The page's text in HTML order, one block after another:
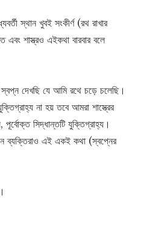
স্থান খুবই সংকীর্ণ (রথ রাখার
শাস্ত্রও এইকথা বারবার বলে
দেখছি যে আমি রথে চড়ে চলেছি।
না হয় তবে আমরা শাস্ত্রের
সিদ্ধান্তটি যুক্তিগ্রাহ্য।
ব্যক্তিরাও এই একই কথা (স্বপ্নের